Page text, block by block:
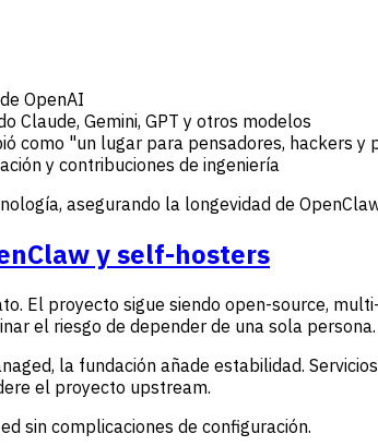
OpenAI
Claude, Gemini, GPT y otros modelos
como "un lugar para pensadores, hackers y
y contribuciones de ingeniería
asegurando la longevidad de
y self-hosters
El proyecto sigue siendo open-source,
el riesgo de depender de una sola persona.
la fundación añade estabilidad.
el proyecto upstream.
sin complicaciones de configuración.